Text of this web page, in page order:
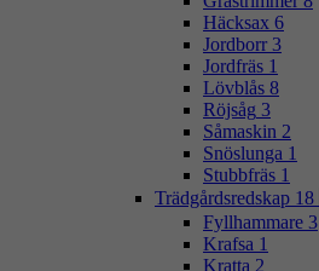
Häcksax 6
Jordborr 3
Jordfräs 1
Lövblås 8
Röjsåg 3
Såmaskin 2
Snöslunga 1
Stubbfräs 1
Trädgårdsredskap 18
Fyllhammare 3
Krafsa 1
Kratta 2